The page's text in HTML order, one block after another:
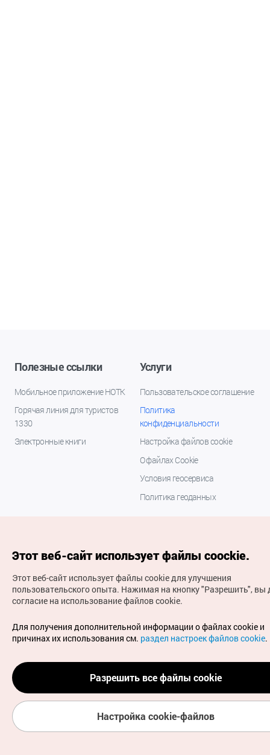
Полезные ссылки
Мобильное приложение НОТК
Горячая линия для туристов
1330
Электронные книги
Услуги
Пользовательское соглашение
Политика
конфиденциальности
Настройка файлов cookie
О файлах Cookie
Условия геосервиса
Политика геоданных
(с) Национальная организация туризма Кореи Все
права защищены
Для извещения об ошибках и проблемах, связанных с
работой веб-сайта, направляйте ваши запросы на
официальный адрес электронной почты
russian@knto.or.kr
Этот веб-сайт использует файлы coockie.
Этот веб-сайт использует файлы cookie для улучшения
пользовательского опыта. Нажимая на кнопку "Разрешить", вы
согласие на использование файлов cookie.
Для получения дополнительной информации о файлах cookie и
причинах их использования см. раздел настроек файлов cookie.
Разрешить все файлы cookie
Настройка cookie-файлов